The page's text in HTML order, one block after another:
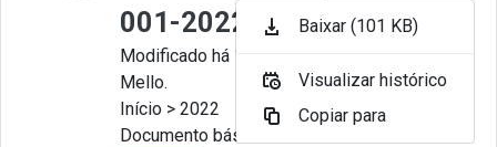
001-2022
Modificado há 11 Meses por Artur
Mello.
Início > 2022
Documento básico
Baixar (101 KB)
Visualizar histórico
Copiar para